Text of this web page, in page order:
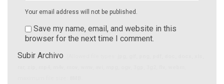
Your email address will not be published.
Save my name, email, and website in this
browser for the next time I comment.
Subir Archivo